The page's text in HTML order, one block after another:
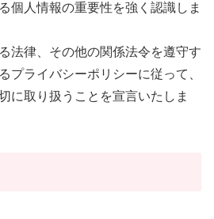
個人情報の重要性を強く認識しま
法律、その他の関係法令を遵守す
プライバシーポリシーに従って、
に取り扱うことを宣言いたしま